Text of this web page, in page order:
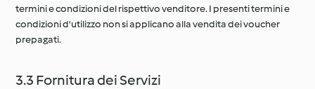
termini e condizioni del rispettivo venditore. I presenti termini e
condizioni d'utilizzo non si applicano alla vendita dei voucher
prepagati.
3.3 Fornitura dei Servizi